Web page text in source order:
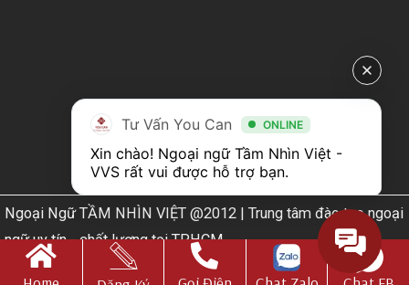
Ngoại Ngữ TẦM NHÌN VIỆT @2012 | Trung tâm đào tạo ngoại
ngữ uy tín - chất lượng tại TPHCM
Web Design by Nhà thiết kế website N.T.H DESIGN​
Tư Vấn You Can ONLINE
Xin chào! Ngoại ngữ Tầm Nhìn Việt -
VVS rất vui được hỗ trợ bạn.